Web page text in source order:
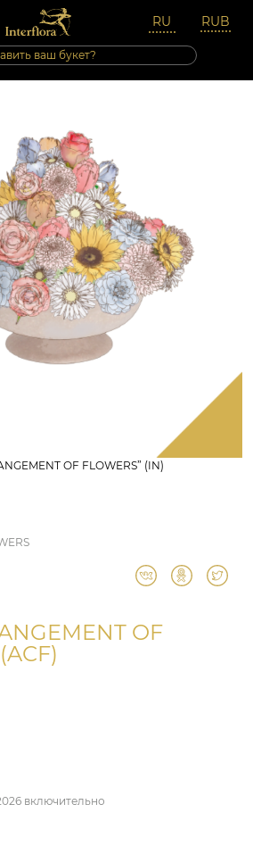
дни
OF FLOWERS” (IN)
OF
включительно